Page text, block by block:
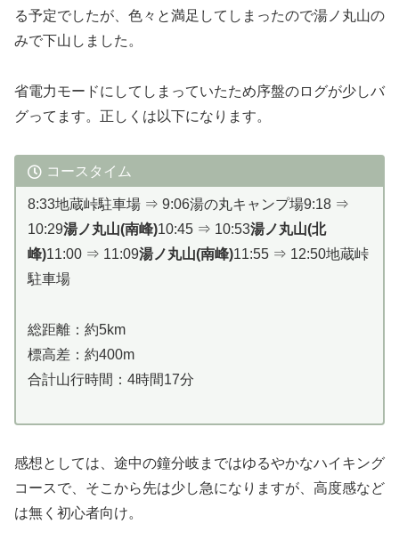
る予定でしたが、色々と満足してしまったので湯ノ丸山の
みで下山しました。
省電力モードにしてしまっていたため序盤のログが少しバ
グってます。正しくは以下になります。
コースタイム
8:33地蔵峠駐車場 ⇒ 9:06湯の丸キャンプ場9:18 ⇒
10:29湯ノ丸山(南峰)10:45 ⇒ 10:53湯ノ丸山(北
峰)11:00 ⇒ 11:09湯ノ丸山(南峰)11:55 ⇒ 12:50地蔵峠
駐車場
総距離：約5km
標高差：約400m
合計山行時間：4時間17分
感想としては、途中の鐘分岐まではゆるやかなハイキング
コースで、そこから先は少し急になりますが、高度感など
は無く初心者向け。